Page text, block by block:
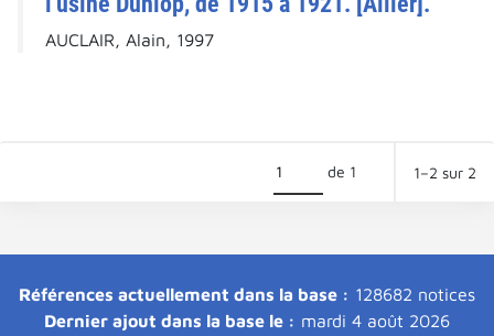
AUCLAIR, Alain, 1997
de 1 1–2 sur 2
Références actuellement dans la base : 128682 notices
Dernier ajout dans la base le : mardi 4 août 2026